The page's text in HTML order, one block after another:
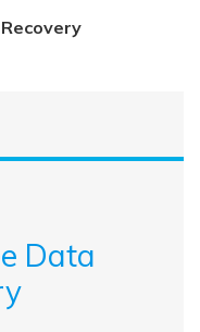
Data